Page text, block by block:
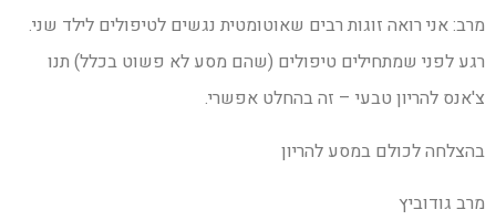
מרב: אני רואה זוגות רבים שאוטומטית נגשים לטיפולים לילד שני.
רגע לפני שמתחילים טיפולים (שהם מסע לא פשוט בכלל) תנו
צ'אנס להריון טבעי – זה בהחלט אפשרי.
בהצלחה לכולם במסע להריון
מרב גודוביץ